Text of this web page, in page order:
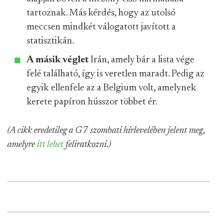
tartoznak. Más kérdés, hogy az utolsó
meccsen mindkét válogatott javított a
statisztikán.
A másik véglet Irán, amely bár a lista vége
felé található, így is veretlen maradt. Pedig az
egyik ellenfele az a Belgium volt, amelynek
kerete papíron hússzor többet ér.
(A cikk eredetileg a G7 szombati hírlevelében jelent meg,
amelyre itt lehetfeliratkozni.)